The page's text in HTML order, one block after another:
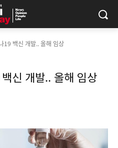
19 백신 개발.. 올해 임상
신 개발.. 올해 임상